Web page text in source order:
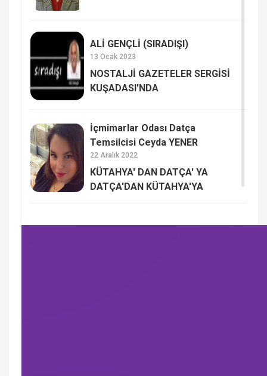
ALİ GENÇLİ (SIRADIŞI)
13 Ocak 2023
NOSTALJİ GAZETELER SERGİSİ
KUŞADASI'NDA
İçmimarlar Odası Datça
Temsilcisi Ceyda YENER
22 Aralık 2022
KÜTAHYA' DAN DATÇA' YA
DATÇA'DAN KÜTAHYA'YA